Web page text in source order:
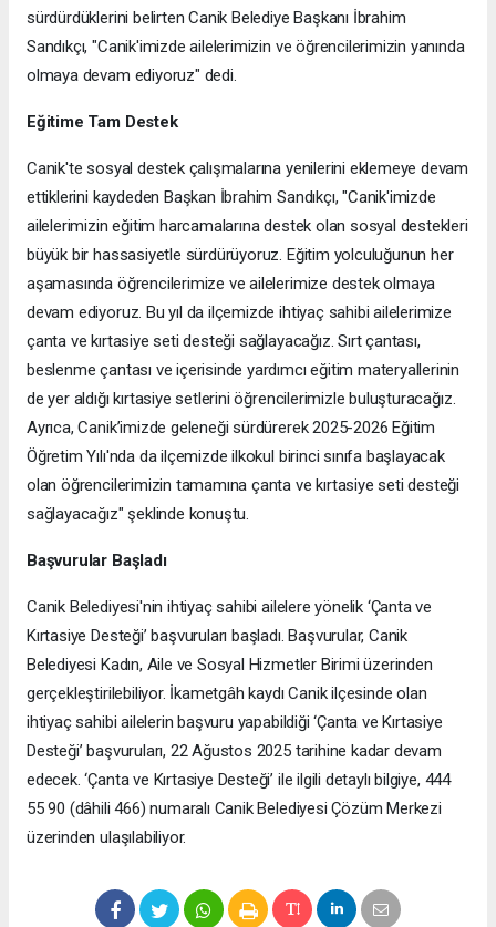
sürdürdüklerini belirten Canik Belediye Başkanı İbrahim
Sandıkçı, "Canik'imizde ailelerimizin ve öğrencilerimizin yanında
olmaya devam ediyoruz" dedi.
Eğitime Tam Destek
Canik'te sosyal destek çalışmalarına yenilerini eklemeye devam
ettiklerini kaydeden Başkan İbrahim Sandıkçı, "Canik'imizde
ailelerimizin eğitim harcamalarına destek olan sosyal destekleri
büyük bir hassasiyetle sürdürüyoruz. Eğitim yolculuğunun her
aşamasında öğrencilerimize ve ailelerimize destek olmaya
devam ediyoruz. Bu yıl da ilçemizde ihtiyaç sahibi ailelerimize
çanta ve kırtasiye seti desteği sağlayacağız. Sırt çantası,
beslenme çantası ve içerisinde yardımcı eğitim materyallerinin
de yer aldığı kırtasiye setlerini öğrencilerimizle buluşturacağız.
Ayrıca, Canik’imizde geleneği sürdürerek 2025-2026 Eğitim
Öğretim Yılı'nda da ilçemizde ilkokul birinci sınıfa başlayacak
olan öğrencilerimizin tamamına çanta ve kırtasiye seti desteği
sağlayacağız" şeklinde konuştu.
Başvurular Başladı
Canik Belediyesi'nin ihtiyaç sahibi ailelere yönelik ‘Çanta ve
Kırtasiye Desteği’ başvuruları başladı. Başvurular, Canik
Belediyesi Kadın, Aile ve Sosyal Hizmetler Birimi üzerinden
gerçekleştirilebiliyor. İkametgâh kaydı Canik ilçesinde olan
ihtiyaç sahibi ailelerin başvuru yapabildiği ‘Çanta ve Kırtasiye
Desteği’ başvuruları, 22 Ağustos 2025 tarihine kadar devam
edecek. ‘Çanta ve Kırtasiye Desteği’ ile ilgili detaylı bilgiye, 444
55 90 (dâhili 466) numaralı Canik Belediyesi Çözüm Merkezi
üzerinden ulaşılabiliyor.